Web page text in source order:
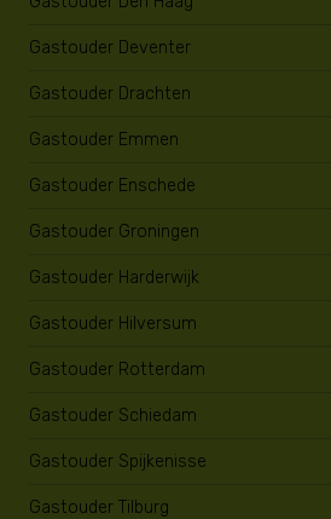
Gastouder Deventer
Gastouder Drachten
Gastouder Emmen
Gastouder Enschede
Gastouder Groningen
Gastouder Harderwijk
Gastouder Hilversum
Gastouder Rotterdam
Gastouder Schiedam
Gastouder Spijkenisse
Gastouder Tilburg